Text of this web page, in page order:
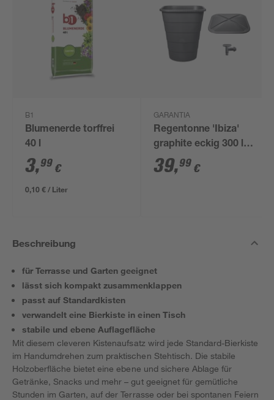
B1
Blumenerde torffrei
40 l
3,99 €
0,10 € / Liter
GARANTIA
Regentonne 'Ibiza'
graphite eckig 300 l
inklusive Deckel und
Hahn
39,99 €
Beschreibung
für Terrasse und Garten geeignet
lässt sich kompakt zusammenklappen
passt auf Standardkisten
verwandelt eine Bierkiste in einen Tisch
stabile und ebene Auflagefläche
Mit diesem cleveren Kistenaufsatz wird jede Standard-Bierkiste
im Handumdrehen zum praktischen Stehtisch. Die stabile
Holzoberfläche bietet eine ebene und sichere Ablage für
Getränke, Snacks und mehr – gut geeignet für gemütliche
Stunden im Garten, auf der Terrasse oder bei spontanen Feiern